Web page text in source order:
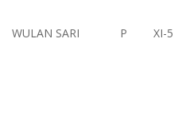
WULAN SARI P XI-5